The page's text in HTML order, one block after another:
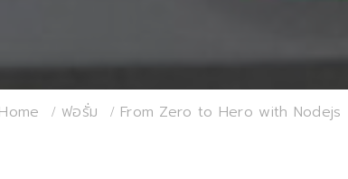
Home ฟอรั่ม From Zero to Hero with Nodejs